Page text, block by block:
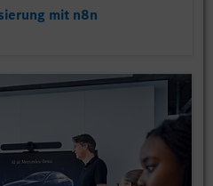
mit n8n